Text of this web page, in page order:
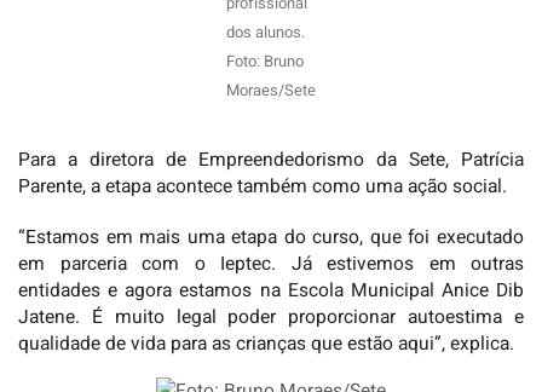
dos alunos.
Foto: Bruno
Moraes/Sete
Para a diretora de Empreendedorismo da Sete, Patrícia
Parente, a etapa acontece também como uma ação social.
“Estamos em mais uma etapa do curso, que foi executado
em parceria com o Ieptec. Já estivemos em outras
entidades e agora estamos na Escola Municipal Anice Dib
Jatene. É muito legal poder proporcionar autoestima e
qualidade de vida para as crianças que estão aqui”, explica.